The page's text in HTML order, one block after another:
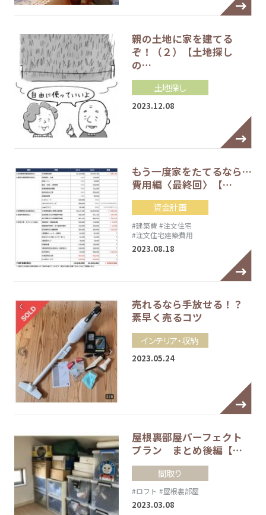
親の土地に家を建てる
ぞ！（２）【土地探し
の…
土地探し
2023.12.08
もう一度家をたてるなら…
費用編〈最終回〉【…
資金計画
#建築費 #注文住宅
#注文住宅建築費用
2023.08.18
売れるなら手放せる！？
素早く売るコツ
インテリア・収納
2023.05.24
屋根裏部屋パーフェクト
プラン まとめ後編【…
間取り
#ロフト #屋根裏部屋
2023.03.08